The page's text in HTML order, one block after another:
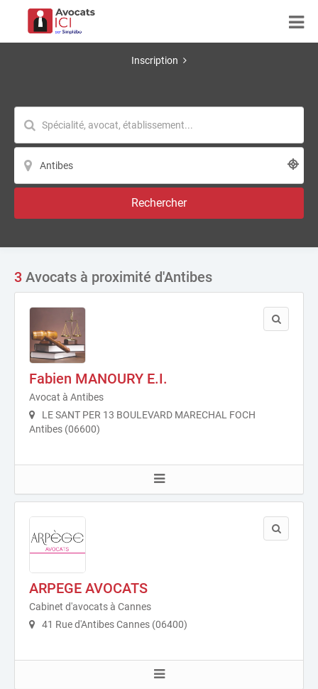
Inscription
Rechercher
3 Avocats à proximité d'Antibes
Fabien MANOURY E.I.
Avocat à Antibes
LE SANT PER 13 BOULEVARD MARECHAL FOCH
Antibes (06600)
ARPEGE AVOCATS
Cabinet d'avocats à Cannes
41 Rue d'Antibes Cannes (06400)